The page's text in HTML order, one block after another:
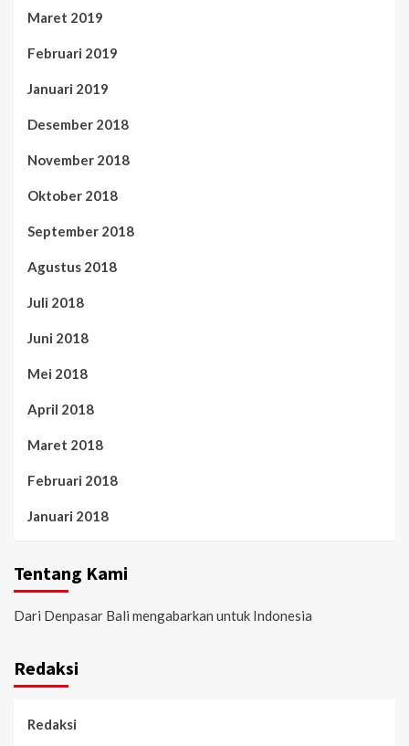
Maret 2019
Februari 2019
Januari 2019
Desember 2018
November 2018
Oktober 2018
September 2018
Agustus 2018
Juli 2018
Juni 2018
Mei 2018
April 2018
Maret 2018
Februari 2018
Januari 2018
Tentang Kami
Dari Denpasar Bali mengabarkan untuk Indonesia
Redaksi
Redaksi